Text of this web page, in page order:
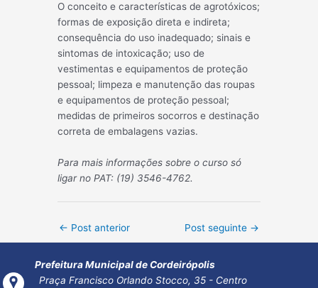
O conceito e características de agrotóxicos;
formas de exposição direta e indireta;
consequência do uso inadequado; sinais e
sintomas de intoxicação; uso de
vestimentas e equipamentos de proteção
pessoal; limpeza e manutenção das roupas
e equipamentos de proteção pessoal;
medidas de primeiros socorros e destinação
correta de embalagens vazias.
Para mais informações sobre o curso só
ligar no PAT: (19) 3546-4762.
Post
← Post anterior Post seguinte →
Prefeitura Municipal de Cordeirópolis
Praça Francisco Orlando Stocco, 35 - Centro